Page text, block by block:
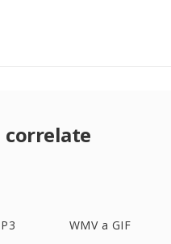
correlate
WMV a GIF